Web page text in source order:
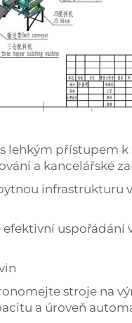
lehkým přístupem
a kancelářské
infrastrukturu
efektivní
stroje na
a úroveň